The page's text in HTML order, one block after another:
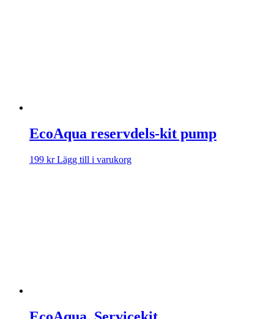
EcoAqua reservdels-kit pump
199 kr Lägg till i varukorg